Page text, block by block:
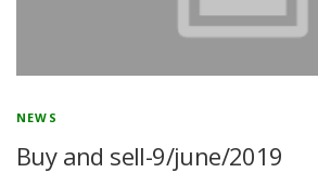
NEWS
Buy and sell-9/june/2019